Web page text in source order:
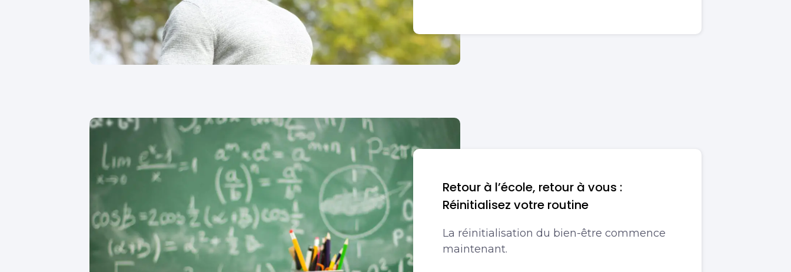
Retour à l’école, retour à vous :
Réinitialisez votre routine
La réinitialisation du bien-être commence
maintenant.